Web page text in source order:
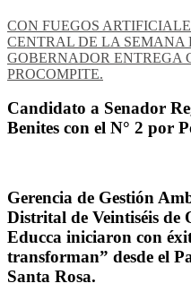
CON FUEGOS
CENTRAL DE LA
GOBERNADOR ENTREGA
PROCOMPITE.
Candidato a Senador
Benites con el N° 2 por
Gerencia de Gestión
Distrital de Veintiséis de
Educca iniciaron con
transforman” desde el
Santa Rosa.